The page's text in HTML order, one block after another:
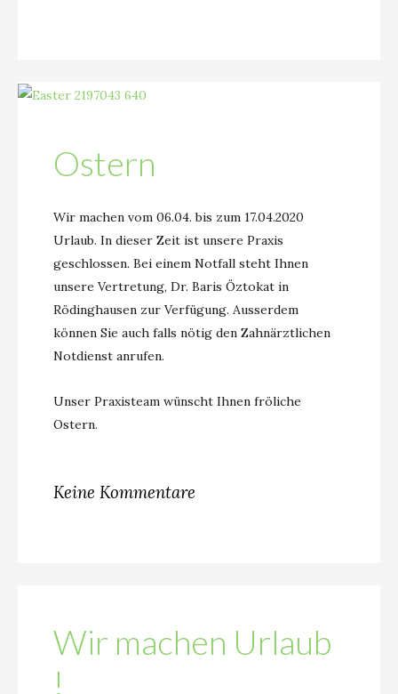
Ostern
Wir machen vom 06.04. bis zum 17.04.2020
Urlaub. In dieser Zeit ist unsere Praxis
geschlossen. Bei einem Notfall steht Ihnen
unsere Vertretung, Dr. Baris Öztokat in
Rödinghausen zur Verfügung. Ausserdem
können Sie auch falls nötig den Zahnärztlichen
Notdienst anrufen.
Unser Praxisteam wünscht Ihnen fröliche
Ostern.
Keine Kommentare
Wir machen Urlaub
!